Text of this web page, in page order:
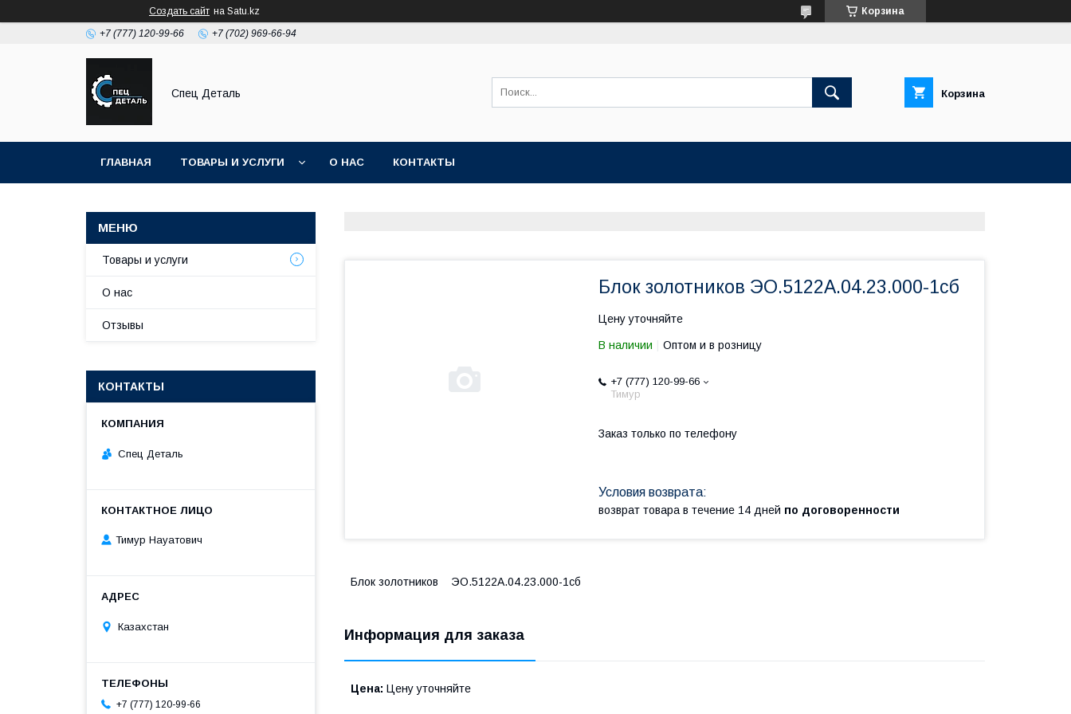
Создать сайт на Satu.kz Корзина
+7 (777) 120-99-66 +7 (702) 969-66-94
Спец Деталь Корзина
ГЛАВНАЯ ТОВАРЫ И УСЛУГИ О НАС КОНТАКТЫ
Блок золотников ЭО.5122А.04.23.000-1сб
Цену уточняйте
В наличии Оптом и в розницу
+7 (777) 120-99-66
Тимур
Заказ только по телефону
возврат товара в течение 14 дней по договоренности
Блок золотников ЭО.5122А.04.23.000-1сб
Информация для заказа
Цена: Цену уточняйте
Товары и услуги
О нас
Отзывы
КОНТАКТЫ
Спец Деталь
Тимур Науатович
Казахстан
+7 (777) 120-99-66